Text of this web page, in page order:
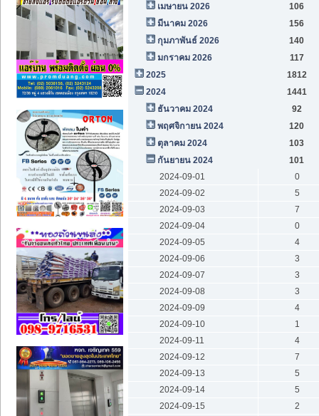
เมษายน 2026
106
มีนาคม 2026
156
กุมภาพันธ์ 2026
140
มกราคม 2026
117
2025
1812
2024
1441
ธันวาคม 2024
92
พฤศจิกายน 2024
120
ตุลาคม 2024
103
กันยายน 2024
101
2024-09-01
0
2024-09-02
5
2024-09-03
7
2024-09-04
0
2024-09-05
4
2024-09-06
3
2024-09-07
3
2024-09-08
3
2024-09-09
4
2024-09-10
1
2024-09-11
4
2024-09-12
7
2024-09-13
5
2024-09-14
5
2024-09-15
2